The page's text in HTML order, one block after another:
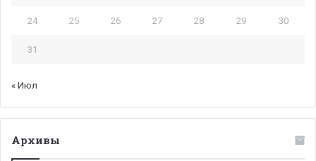
24 25 26 27 28 29 30
31
« Июл
Архивы